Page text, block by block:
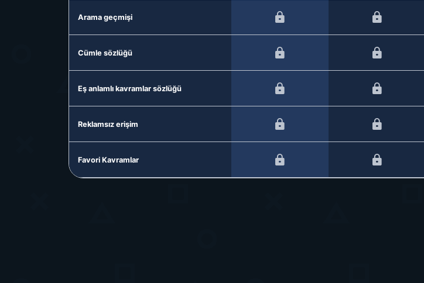
Arama geçmişi
Cümle sözlüğü
Eş anlamlı kavramlar sözlüğü
Reklamsız erişim
Favori Kavramlar